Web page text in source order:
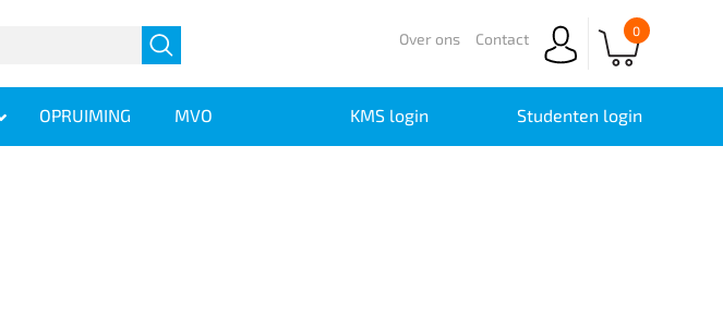
0
Over ons Contact
OPRUIMING MVO KMS login Studenten login